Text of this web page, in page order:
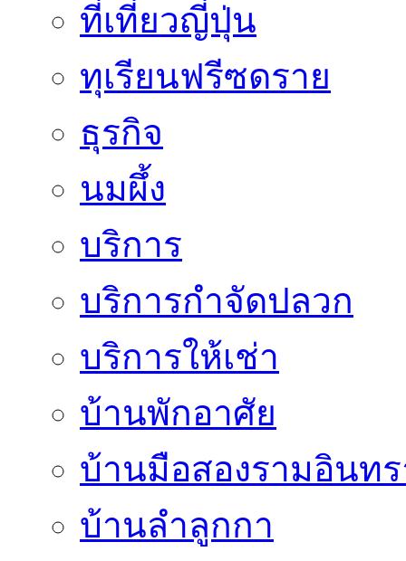
ที่เที่ยวญี่ปุ่น
ทุเรียนฟรีซดราย
ธุรกิจ
นมผึ้ง
บริการ
บริการกำจัดปลวก
บริการให้เช่า
บ้านพักอาศัย
บ้านมือสองรามอินท
บ้านลำลูกกา